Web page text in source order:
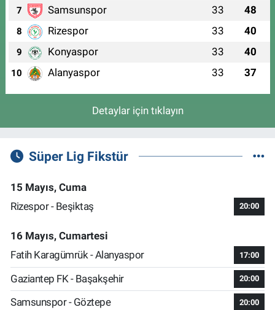
7 Samsunspor 33 48
8 Rizespor 33 40
9 Konyaspor 33 40
10 Alanyaspor 33 37
Detaylar için tıklayın
Süper Lig Fikstür
15 Mayıs, Cuma
Rizespor - Beşiktaş
20:00
16 Mayıs, Cumartesi
Fatih Karagümrük - Alanyaspor
17:00
Gaziantep FK - Başakşehir 20:00
Samsunspor - Göztepe 20:00